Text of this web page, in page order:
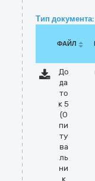
Тип
ФАЙЛ
До
да
то
к 5
(О
пи
ту
ва
ль
ни
к